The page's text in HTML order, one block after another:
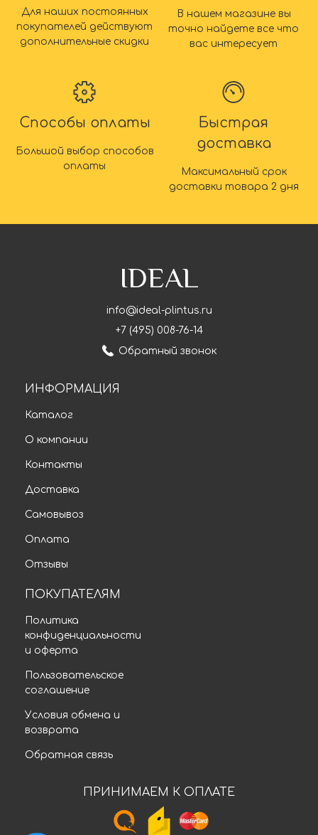
Для наших постоянных
покупателей действуют
дополнительные скидки
В нашем магазине вы
точно найдете все что
вас интересует
Способы оплаты
Большой выбор способов
оплаты
Быстрая
доставка
Максимальный срок
доставки товара 2 дня
IDEAL
info@ideal-plintus.ru
+7 (495) 008-76-14
Обратный звонок
ИНФОРМАЦИЯ
Каталог
О компании
Контакты
Доставка
Самовывоз
Оплата
Отзывы
ПОКУПАТЕЛЯМ
Политика
конфиденциальности
и оферта
Пользовательское
соглашение
Условия обмена и
возврата
Обратная связь
ПРИНИМАЕМ К ОПЛАТЕ